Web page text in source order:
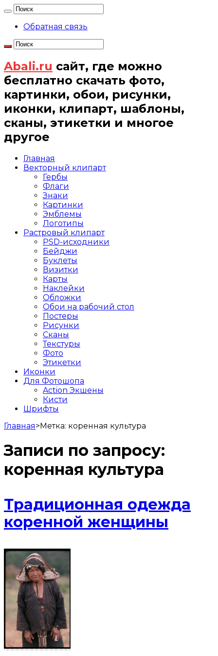
Обратная связь
Abali.ru сайт, где можно
бесплатно скачать фото,
картинки, обои, рисунки,
иконки, клипарт, шаблоны,
сканы, этикетки и многое
другое
Главная
Векторный клипарт
Гербы
Флаги
Знаки
Картинки
Эмблемы
Логотипы
Растровый клипарт
PSD-исходники
Бейджи
Буклеты
Визитки
Карты
Наклейки
Обложки
Обои на рабочий стол
Постеры
Рисунки
Сканы
Текстуры
Фото
Этикетки
Иконки
Для Фотошопа
Action Экшены
Кисти
Шрифты
Главная>Метка: коренная культура
Записи по запросу:
коренная культура
Традиционная одежда
коренной женщины